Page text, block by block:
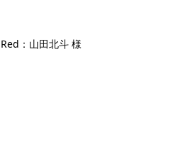
Red：山田北斗 様